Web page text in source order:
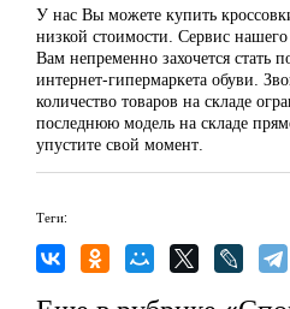
У нас Вы можете купить
низкой стоимости. Сервис
Вам непременно захочется стать
интернет-гипермаркета обуви.
количество товаров на складе
последнюю модель на складе
упустите свой момент.
Теги: